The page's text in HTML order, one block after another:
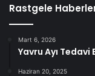
Rastgele
Mart 6, 2026
Yavru Ayı Tedavi
Haziran 20, 2025